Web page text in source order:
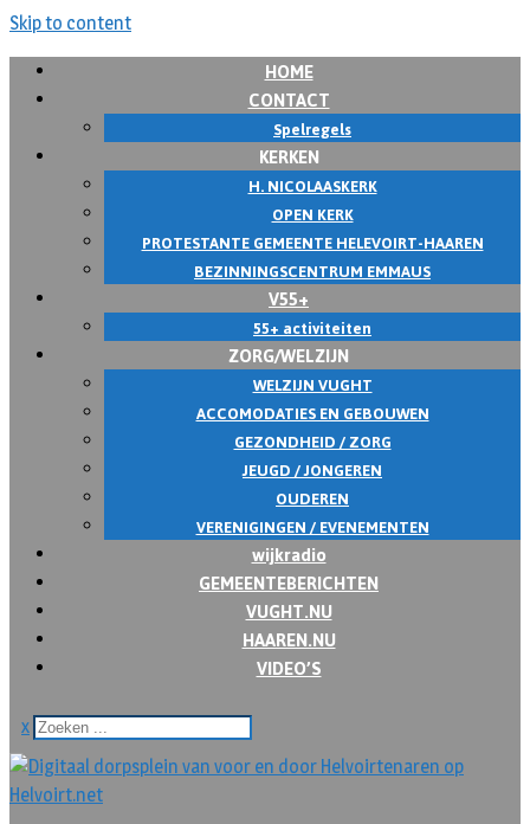
Skip to content
HOME
CONTACT
Spelregels
KERKEN
H. NICOLAASKERK
OPEN KERK
PROTESTANTE GEMEENTE HELEVOIRT-HAAREN
BEZINNINGSCENTRUM EMMAUS
V55+
55+ activiteiten
ZORG/WELZIJN
WELZIJN VUGHT
ACCOMODATIES EN GEBOUWEN
GEZONDHEID / ZORG
JEUGD / JONGEREN
OUDEREN
VERENIGINGEN / EVENEMENTEN
wijkradio
GEMEENTEBERICHTEN
VUGHT.NU
HAAREN.NU
VIDEO’S
x